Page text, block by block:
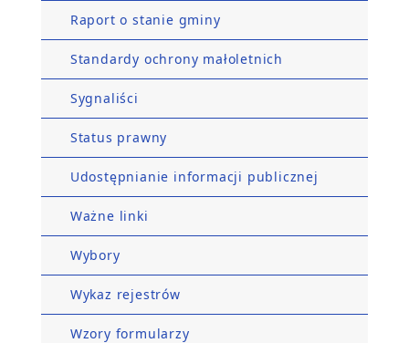
Raport o stanie gminy
Standardy ochrony małoletnich
Sygnaliści
Status prawny
Udostępnianie informacji publicznej
Ważne linki
Wybory
Wykaz rejestrów
Wzory formularzy